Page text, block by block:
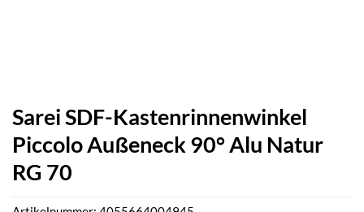
Sarei SDF-Kastenrinnenwinkel
Piccolo Außeneck 90° Alu Natur
RG 70